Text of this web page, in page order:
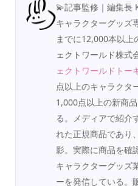
💫記事監修｜編集長
キャラクターグッズ
までに12,000本以上
ェクトワールド株式
ェクトワールドトー
点以上のキャラクタ
1,000点以上の新商
る。メディアで紹介
れた正規商品であり
影。実際に商品を確
キャラクターグッズ
ーを発信している。